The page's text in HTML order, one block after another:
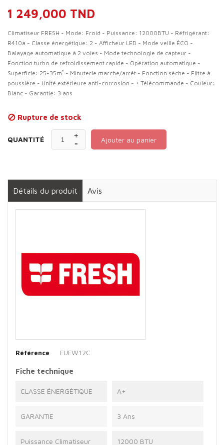
1 249,000 TND
Climatiseur FRESH - Mode: Froid - Puissance: 12000BTU - Réfrigérant:
R410a - Classe énergétique: 2 - Afficheur LED - Mode veille ÉCO -
Balayage automatique à 2 voies - Mode technologie de capteur -
Fonction turbo de refroidissement rapide - Opération automatique -
Superficie: 25-35m² - Minuterie marche/arrêt - Fonction sèche - Filtre à
poussière - Unité extérieure anti-corrosion - + Télécommande - Couleur:
Blanc - Garantie: 3 ans
 Rupture de stock
QUANTITÉ Ajouter au panier
Détails du produit Avis
Référence FUFW12C
Fiche technique
CLASSE ÉNERGÉTIQUE A+
GARANTIE 3 Ans
Puissance Climatiseur 12000 BTU